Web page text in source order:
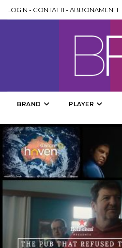
LOGIN - CONTATTI -ABBONAMENTI
BRAND PLAYER